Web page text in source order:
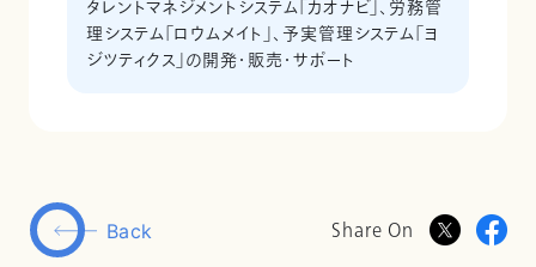
タレントマネジメントシステム「カオナビ」、労務管
理システム「ロウムメイト」、予実管理システム「ヨ
ジツティクス」の開発・販売・サポート
Back Share On